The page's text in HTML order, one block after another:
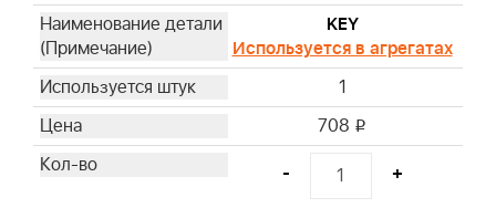
KEY
Используется в агрегатах
1
708 i
- +